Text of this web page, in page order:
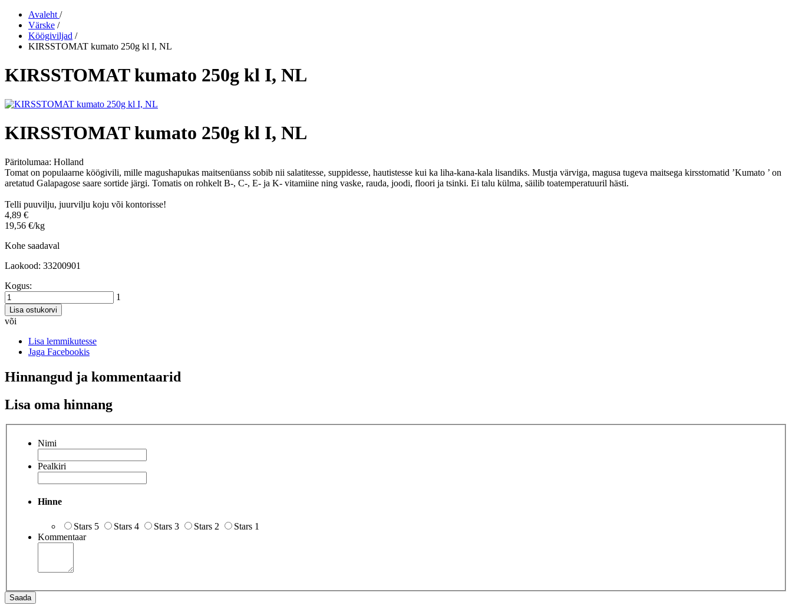
Avaleht /
Värske /
Köögiviljad /
KIRSSTOMAT kumato 250g kl I, NL
KIRSSTOMAT kumato 250g kl I, NL
KIRSSTOMAT kumato 250g kl I, NL
Päritolumaa: Holland
Tomat on populaarne köögivili, mille magushapukas maitsenüanss sobib nii salatitesse, suppidesse, hautistesse kui ka liha-kana-kala lisandiks. Mustja värviga, magusa tugeva maitsega kirsstomatid ’Kumato ’ on
aretatud Galapagose saare sortide järgi. Tomatis on rohkelt B-, C-, E- ja K- vitamiine ning vaske, rauda, joodi, floori ja tsinki. Ei talu külma, säilib toatemperatuuril hästi.
Telli puuvilju, juurvilju koju või kontorisse!
4,89 €
19,56 €/kg
Kohe saadaval
Laokood: 33200901
Kogus:
1
Lisa ostukorvi
või
Lisa lemmikutesse
Jaga Facebookis
Hinnangud ja kommentaarid
Lisa oma hinnang
Nimi
Pealkiri
Hinne
Stars 5 Stars 4 Stars 3 Stars 2
Stars 1
Kommentaar
Saada